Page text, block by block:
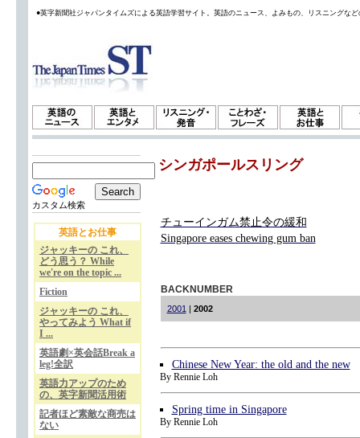
●英字新聞社ジャパンタイムズによる英語学習サイト。英語のニュース、よみもの、リスニングな
カスタム検索
英語とお仕事
ジャッキーの これ、
どう思う？ While
we're on the topic ...
Fiction
ジャッキーの これ、
やってみよう What if
I ...
英語劇×英会話Break a
leg!全訳
英語力アップのため
の、英字新聞活用術
記者ほど素敵な商売は
ない
シンガポールスリング
チューインガム禁止令の緩和
Singapore eases chewing gum ban
BACKNUMBER
2001 | 2002
Chinese New Year: the old and the new
By Rennie Loh
Spring time in Singapore
By Rennie Loh